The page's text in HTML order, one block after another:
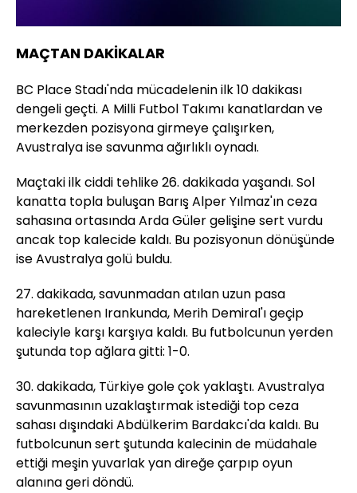
MAÇTAN DAKİKALAR
BC Place Stadı'nda mücadelenin ilk 10 dakikası
dengeli geçti. A Milli Futbol Takımı kanatlardan ve
merkezden pozisyona girmeye çalışırken,
Avustralya ise savunma ağırlıklı oynadı.
Maçtaki ilk ciddi tehlike 26. dakikada yaşandı. Sol
kanatta topla buluşan Barış Alper Yılmaz'ın ceza
sahasına ortasında Arda Güler gelişine sert vurdu
ancak top kalecide kaldı. Bu pozisyonun dönüşünde
ise Avustralya golü buldu.
27. dakikada, savunmadan atılan uzun pasa
hareketlenen Irankunda, Merih Demiral'ı geçip
kaleciyle karşı karşıya kaldı. Bu futbolcunun yerden
şutunda top ağlara gitti: 1-0.
30. dakikada, Türkiye gole çok yaklaştı. Avustralya
savunmasının uzaklaştırmak istediği top ceza
sahası dışındaki Abdülkerim Bardakcı'da kaldı. Bu
futbolcunun sert şutunda kalecinin de müdahale
ettiği meşin yuvarlak yan direğe çarpıp oyun
alanına geri döndü.